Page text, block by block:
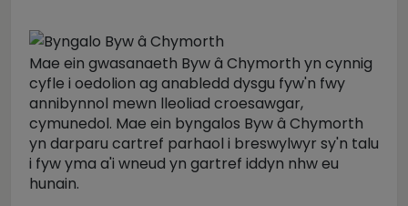
Mae ein gwasanaeth Byw â Chymorth yn cynnig
cyfle i oedolion ag anabledd dysgu fyw'n fwy
annibynnol mewn lleoliad croesawgar,
cymunedol. Mae ein byngalos Byw â Chymorth
yn darparu cartref parhaol i breswylwyr sy'n talu
i fyw yma a'i wneud yn gartref iddyn nhw eu
hunain.